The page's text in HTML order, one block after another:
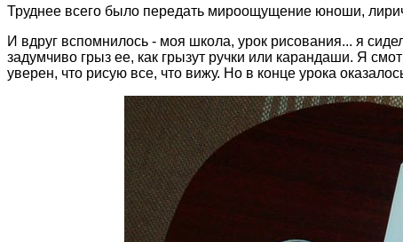
Труднее всего было передать мироощущение юноши,
И вдруг вспомнилось - моя школа, урок рисования... я
задумчиво грыз ее, как грызут ручки или карандаши. Я
уверен, что рисую все, что вижу. Но в конце урока